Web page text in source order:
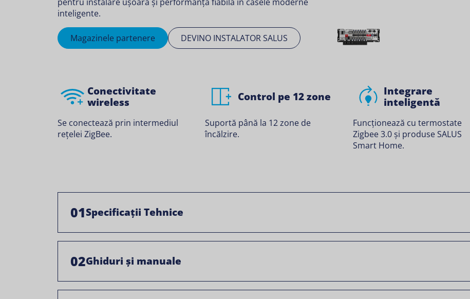
inteligente.
Magazinele partenere DEVINO INSTALATOR SALUS
Conectivitate
wireless
Se conectează prin intermediul
rețelei ZigBee.
Control pe 12 zone
Suportă până la 12 zone de
încălzire.
Integrare
inteligentă
Funcționează cu termostate
Zigbee 3.0 și produse SALUS
Smart Home.
01Specificații Tehnice
02Ghiduri și manuale